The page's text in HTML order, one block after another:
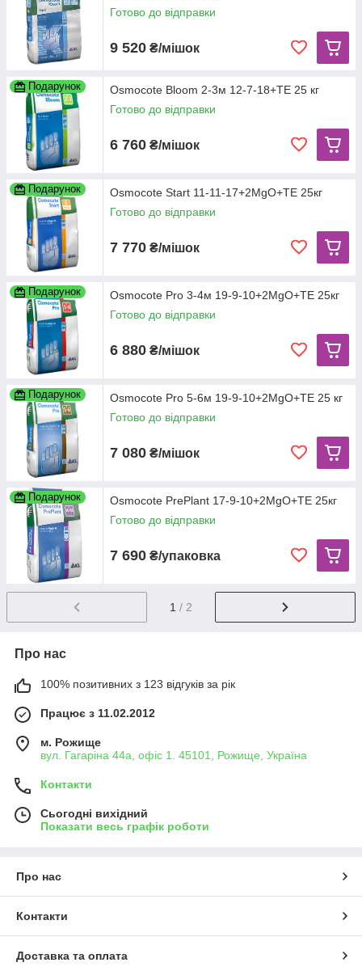
Готово до відправки
9 520 ₴/мішок
Подарунок
Osmocote Bloom 2-3м 12-7-18+TE 25 кг
Готово до відправки
6 760 ₴/мішок
Подарунок
Osmocote Start 11-11-17+2MgO+TE 25кг
Готово до відправки
7 770 ₴/мішок
Подарунок
Osmocote Pro 3-4м 19-9-10+2MgO+ТЕ 25кг
Готово до відправки
6 880 ₴/мішок
Подарунок
Osmocote Pro 5-6м 19-9-10+2MgO+ТЕ 25 кг
Готово до відправки
7 080 ₴/мішок
Подарунок
Osmocote PrePlant 17-9-10+2MgO+TE 25кг
Готово до відправки
7 690 ₴/упаковка
1 / 2
Про нас
100% позитивних з 123 відгуків за рік
Працює з 11.02.2012
м. Рожище
вул. Гагаріна 44а, офіс 1. 45101, Рожище, Україна
Контакти
Сьогодні вихідний
Показати весь графік роботи
Про нас
Контакти
Доставка та оплата